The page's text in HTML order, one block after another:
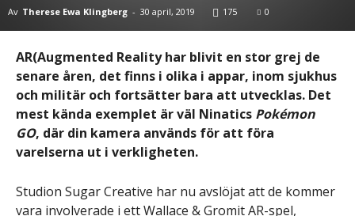
Av Therese Ewa Klingberg - 30 april, 2019 175 0
AR(Augmented Reality har blivit en stor grej de
senare åren, det finns i olika i appar, inom sjukhus
och militär och fortsätter bara att utvecklas. Det
mest kända exemplet är väl Ninatics Pokémon
GO, där din kamera används för att föra
varelserna ut i verkligheten.
Studion Sugar Creative har nu avslöjat att de kommer
vara involverade i ett Wallace & Gromit AR-spel,